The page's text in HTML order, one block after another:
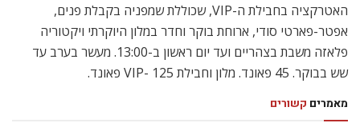
האטרקציה בחבילת ה-VIP, שכוללת שמפניה בקבלת פנים,
אפטר-פארטי סודי, ארוחת בוקר וחדר במלון היוקרתי ויקטוריה
פלאזה משבת בצהריים ועד יום ראשון ב-13:00. מעשר בערב עד
שש בבוקר. 45 פאונד. מלון וחבילת VIP- 125 פאונד.
מאמרים קשורים